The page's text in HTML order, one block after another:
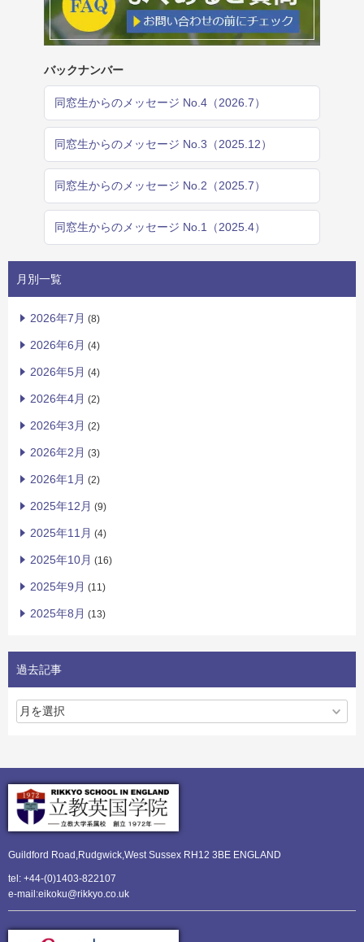
バックナンバー
同窓生からのメッセージ No.4（2026.7）
同窓生からのメッセージ No.3（2025.12）
同窓生からのメッセージ No.2（2025.7）
同窓生からのメッセージ No.1（2025.4）
月別一覧
2026年7月 (8)
2026年6月 (4)
2026年5月 (4)
2026年4月 (2)
2026年3月 (2)
2026年2月 (3)
2026年1月 (2)
2025年12月 (9)
2025年11月 (4)
2025年10月 (16)
2025年9月 (11)
2025年8月 (13)
過去記事
Guildford Road,Rudgwick,West Sussex RH12 3BE ENGLAND
tel: +44-(0)1403-822107
e-mail:eikoku@rikkyo.co.uk